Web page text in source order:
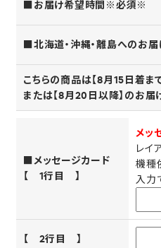
■お届け希望時間※必須※
■北海道・沖縄・離島へのお
こちらの商品は【8月15日着まで
または【8月20日以降】のお
■メッセージカード
【 1行目 】
メッ
レイ
機種
入力
【 2行目 】